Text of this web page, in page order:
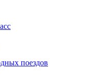
поездов